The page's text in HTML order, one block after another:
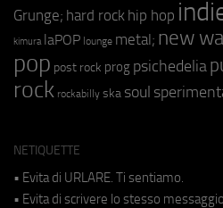
Grunge; hard rock hip hop
kimura laPOP lounge metal; new
pop post rock prog psichedelia
rock rockabilly ska soul
NETIQUETTE
• Evita di URLARE. Ti sentiamo.
• Evita di scrivere lo stesso